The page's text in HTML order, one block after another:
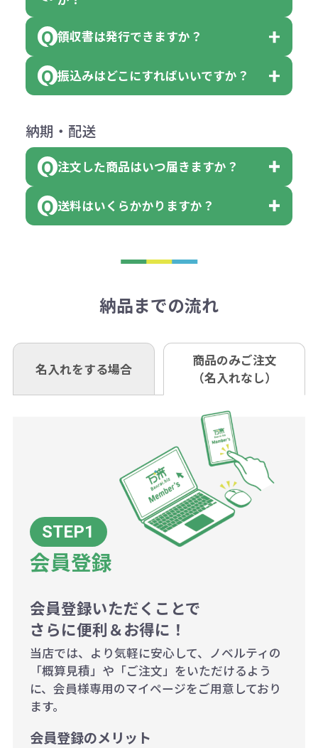
【色指定の仕方】
に必要な個数を入力ください。
※10個単位など購入できる単位が決
はまらない数を入力すると、アラー
アラートに従って数を調整してくだ
または返金にて対応させていただき
ます。
その際不良品については送料着払い
ください。
（商品の状態により、対応が変わる
※不良商品をご返却いただけない場
います。あらかじめご了承くださ
※不良商品は商品到着後7営業日以
お問合せ先
0120-979-907
AM10:00～PM5:00（土・日・祝日を
（提供価格（商品代）+名入れ費用
（印刷代））×枚数+製版代
（提供価格（商品代）+名入れ費用
×色数
※例えば2色印刷の場合には、名入
れ費用が2倍、製版代が2倍必要で
相談下さい。
なお、印刷代はボリュームディスカ
同じ版で多くの数量を印刷すると、1
個当たりの印刷代単価がお安くなり
一方、数量が少なく一定数に満たな
い場合は、単価計算ではなく、印刷
代の基本料金を一式頂戴する場合が
ございます。
ボリュームディスカウントの計算は
商品や印刷方法によって異なります
ので、予めご了承ください。
例：200個未満（1式：18,000円）
200個~499個の場合：42円（1個
当たり）
500個~999個の場合：35円（1個
1,000個以上：28円（1個当た
会員様はマイページより各種帳票の
ダウンロードが可能です。
詳しくはこちらはご確認ください。
領収書のダウンロード
領収書は発行できますか？
会員様はマイページより各種帳票の
詳しくはこちらはご確認ください。
領収書のダウンロード
振込みはどこにすればいいですか？
下記口座にお願いします。
■三菱UFJ銀行
小田井支店（おたいしてん）
■ゆうちょ銀行（振替口座）
口座名 株式会社モノベーション
※振り込み手数料はお客さま負担と
なりますのでご注意ください。
納期・配送
注文した商品はいつ届きますか？
既製品の場合、ご入金確認後3営業
ご入金確認後約3週間となります。
定しているものもあります。
あれば、午前中までにご注文とご入
金いただければ翌日着でお送りする
お急ぎの場合、ご相談ください。最
大限努力いたします。
送料はいくらかかりますか？
き別途申し受けます。
も複数ヶ所への納品の場合、別途送
料頂戴する場合がございます。
詳細はこちらご確認ください。
納品までの流れ
名入れをする場合
商品のみご注文
（名入れなし）
会員登録
会員登録いただくことで
さらに便利＆お得に！
当店では、より気軽に安心して、ノベルティの
「概算見積」や「ご注文」をいただけるよう
に、会員様専用のマイページをご用意しており
ます。
会員登録のメリット